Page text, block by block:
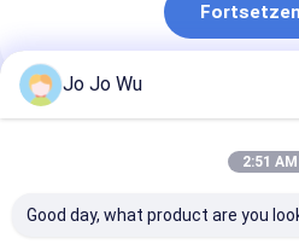
Fortsetzen
Empfohlene Produkte
Jo Jo Wu
2:51 AM
Good day, what product are you